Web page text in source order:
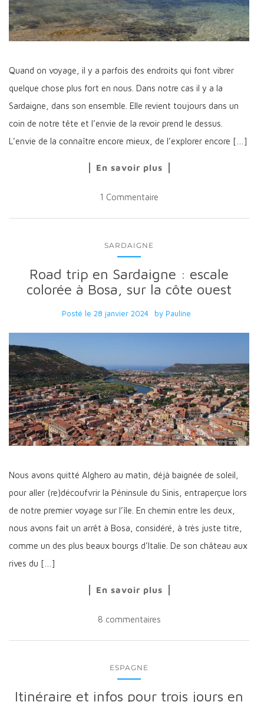
Quand on voyage, il y a parfois des endroits qui font vibrer
quelque chose plus fort en nous. Dans notre cas il y a la
Sardaigne, dans son ensemble. Elle revient toujours dans un
coin de notre tête et l’envie de la revoir prend le dessus.
L’envie de la connaître encore mieux, de l’explorer encore […]
En savoir plus
1 Commentaire
SARDAIGNE
Road trip en Sardaigne : escale
colorée à Bosa, sur la côte ouest
Posté le 28 janvier 2024 by Pauline
Nous avons quitté Alghero au matin, déjà baignée de soleil,
pour aller (re)découfvrir la Péninsule du Sinis, entraperçue lors
de notre premier voyage sur l’île. En chemin entre les deux,
nous avons fait un arrêt à Bosa, considéré, à très juste titre,
comme un des plus beaux bourgs d’Italie. De son château aux
rives du […]
En savoir plus
8 commentaires
ESPAGNE
Itinéraire et infos pour trois jours en